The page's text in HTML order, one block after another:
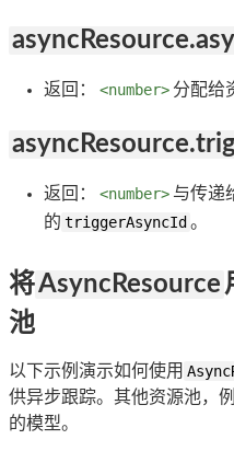
返回： <number> 分配给
返回： <number> 与传递
的 triggerAsyncId 。
将AsyncResource
池
以下示例演示如何使用
供异步跟踪。其他资源池，
的模型。